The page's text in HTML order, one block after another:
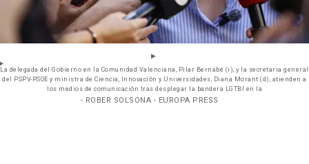
La delegada del Gobierno en la Comunidad Valenciana, Pilar Bernabé (i), y la secretaria general
del PSPV-PSOE y ministra de Ciencia, Innovación y Universidades, Diana Morant (d), atienden a
los medios de comunicación tras desplegar la bandera LGTBI en la
- ROBER SOLSONA - EUROPA PRESS